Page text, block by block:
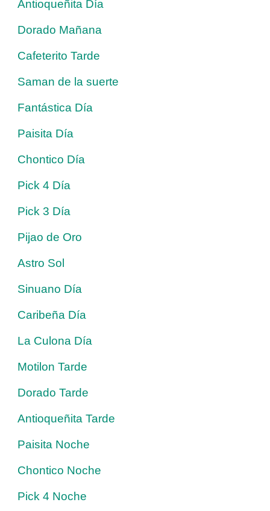
Antioqueñita Día
Dorado Mañana
Cafeterito Tarde
Saman de la suerte
Fantástica Día
Paisita Día
Chontico Día
Pick 4 Día
Pick 3 Día
Pijao de Oro
Astro Sol
Sinuano Día
Caribeña Día
La Culona Día
Motilon Tarde
Dorado Tarde
Antioqueñita Tarde
Paisita Noche
Chontico Noche
Pick 4 Noche